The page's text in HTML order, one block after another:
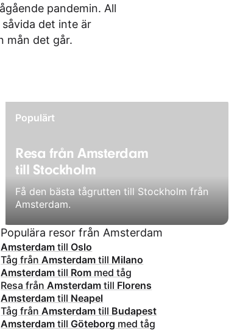
pandemin. All
det inte är
mån det går.
Populärt
Resa från Amsterdam
till Stockholm
Få den bästa tågrutten till Stockholm från
Amsterdam.
Populära resor från Amsterdam
Amsterdam till Oslo
Tåg frånAmsterdam till Milano
Amsterdam till Rom med tåg
Resa frånAmsterdam till Florens
Amsterdam till Neapel
Tåg frånAmsterdam till Budapest
Amsterdam tillGöteborg med tåg